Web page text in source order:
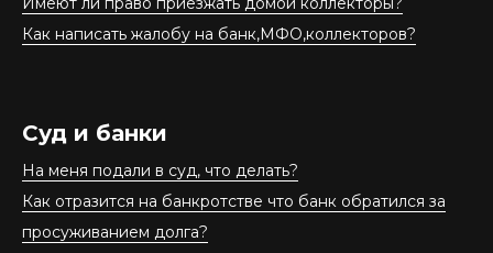
Как написать жалобу на банк,МФО,коллекторов?
Суд и банки
На меня подали в суд, что делать?
Как отразится на банкротстве что банк обратился за
просуживанием долга?